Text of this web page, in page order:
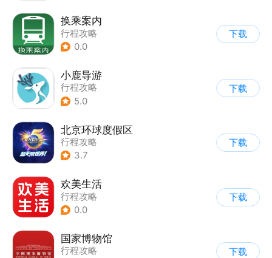
换乘案内
行程攻略
0.0
下载
小鹿导游
行程攻略
5.0
下载
北京环球度假区
行程攻略
3.7
下载
欢美生活
行程攻略
0.0
下载
国家博物馆
行程攻略
下载